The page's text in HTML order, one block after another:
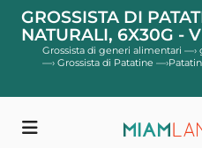
GROSSISTA DI
NATURALI, 6X30G -
Grossista di generi alimentari —›
—› Grossista di Patatine —›